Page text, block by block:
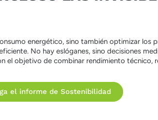
energético, sino también optimizar los
No hay eslóganes, sino decisiones
el objetivo de combinar rendimiento técnico,
el informe de Sostenibilidad